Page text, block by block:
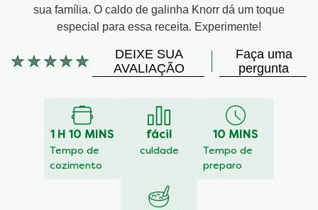
sua família. O caldo de galinha Knorr dá um toque
especial para essa receita. Experimente!
Nenhuma
DEIXE SUA
AVALIAÇÃO
Faça uma
pergunta
1 H 10 MINS
Tempo de
cozimento
fácil
culdade
10 MINS
Tempo de
preparo